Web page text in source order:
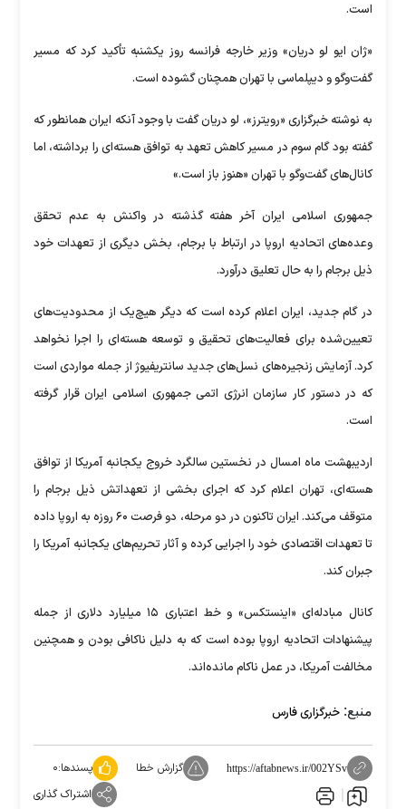
است.
«ژان ایو لو دریان» وزیر خارجه فرانسه روز یکشنبه تأکید کرد که مسیر
گفت‌وگو و دیپلماسی با تهران همچنان گشوده است.
به نوشته خبرگزاری «رویترز»، لو دریان گفت با وجود آنکه ایران همانطور که
گفته بود گام سوم در مسیر کاهش تعهد به توافق هسته‌ای را برداشته، اما
کانال‌های گفت‌وگو با تهران «هنوز باز است.»
جمهوری اسلامی ایران آخر هفته گذشته در واکنش به عدم تحقق
وعده‌های اتحادیه اروپا در ارتباط با برجام، بخش دیگری از تعهدات خود
ذیل برجام را به حال تعلیق درآورد.
در گام جدید، ایران اعلام کرده است که دیگر هیچ‌یک از محدودیت‌های
تعیین‌شده برای فعالیت‌های تحقیق و توسعه هسته‌ای را اجرا نخواهد
کرد. آزمایش زنجیره‌های نسل‌های جدید سانتریفیوژ از جمله مواردی است
که در دستور کار سازمان انرژی اتمی جمهوری اسلامی ایران قرار گرفته
است.
اردیبهشت ماه امسال در نخستین سالگرد خروج یکجانبه آمریکا از توافق
هسته‌ای، تهران اعلام کرد که اجرای بخشی از تعهداتش ذیل برجام را
متوقف می‌کند. ایران تاکنون در دو مرحله، دو فرصت ۶۰ روزه به اروپا داده
تا تعهدات اقتصادی خود را اجرایی کرده و آثار تحریم‌های یکجانبه آمریکا را
جبران کند.
کانال مبادله‌ای «اینستکس» و خط اعتباری ۱۵ میلیارد دلاری از جمله
پیشنهادات اتحادیه اروپا بوده است که به دلیل ناکافی بودن و همچنین
مخالفت آمریکا، در عمل ناکام مانده‌اند.
منبع: خبرگزاری فارس
https://aftabnews.ir/002YSv گزارش خطا پسندها:۰
اشتراک گذاری